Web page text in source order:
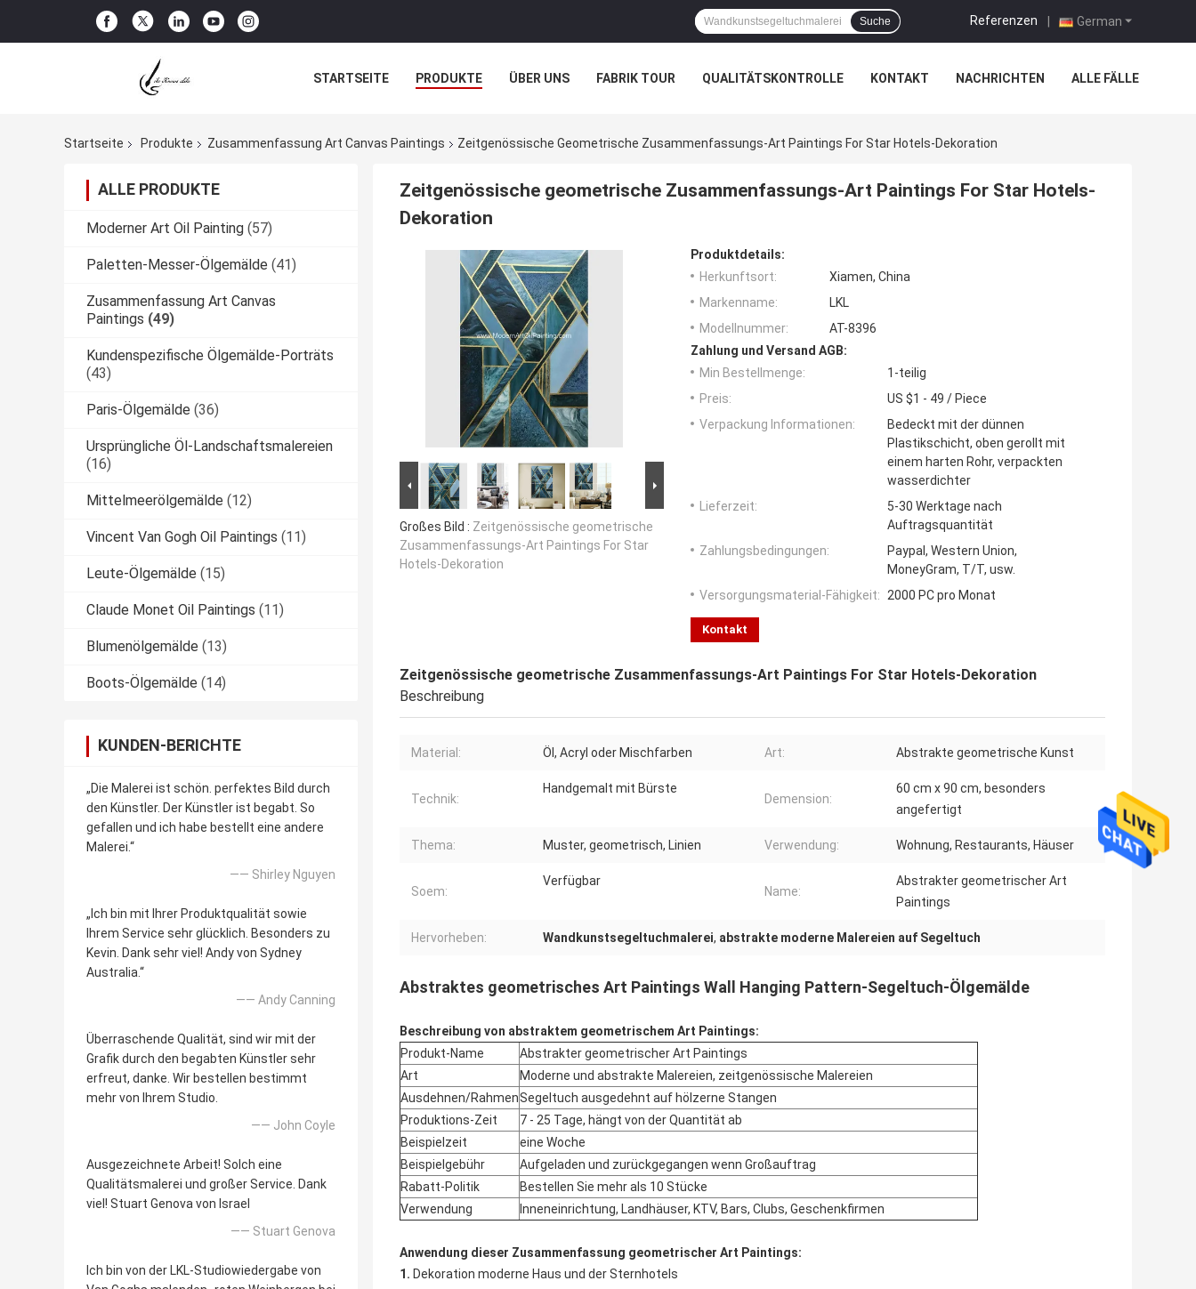
German
Referenzen |
Suche
STARTSEITE PRODUKTE ÜBER UNS FABRIK TOUR QUALITÄTSKONTROLLE KONTAKT NACHRICHTEN ALLE FÄLLE
Startseite Produkte Zusammenfassung Art Canvas Paintings Zeitgenössische Geometrische Zusammenfassungs-Art Paintings For Star Hotels-Dekoration
ALLE PRODUKTE
Moderner Art Oil Painting (57)
Paletten-Messer-Ölgemälde (41)
Zusammenfassung Art Canvas
Paintings (49)
Kundenspezifische Ölgemälde-Porträts
(43)
Paris-Ölgemälde (36)
Ursprüngliche Öl-Landschaftsmalereien
(16)
Mittelmeerölgemälde (12)
Vincent Van Gogh Oil Paintings (11)
Leute-Ölgemälde (15)
Claude Monet Oil Paintings (11)
Blumenölgemälde (13)
Boots-Ölgemälde (14)
KUNDEN-BERICHTE
„Die Malerei ist schön. perfektes Bild durch
den Künstler. Der Künstler ist begabt. So
gefallen und ich habe bestellt eine andere
Malerei.“
—— Shirley Nguyen
„Ich bin mit Ihrer Produktqualität sowie
Ihrem Service sehr glücklich. Besonders zu
Kevin. Dank sehr viel! Andy von Sydney
Australia.“
—— Andy Canning
Überraschende Qualität, sind wir mit der
Grafik durch den begabten Künstler sehr
erfreut, danke. Wir bestellen bestimmt
mehr von Ihrem Studio.
—— John Coyle
Ausgezeichnete Arbeit! Solch eine
Qualitätsmalerei und großer Service. Dank
viel! Stuart Genova von Israel
—— Stuart Genova
Ich bin von der LKL-Studiowiedergabe von
Zeitgenössische geometrische Zusammenfassungs-Art Paintings For Star Hotels-
Dekoration
Großes Bild : Zeitgenössische geometrische
Zusammenfassungs-Art Paintings For Star
Hotels-Dekoration
Produktdetails:
Herkunftsort:
Xiamen, China
Markenname:
LKL
Modellnummer:
AT-8396
Zahlung und Versand AGB:
Min Bestellmenge:
1-teilig
Preis:
US $1 - 49 / Piece
Verpackung Informationen:
Bedeckt mit der dünnen
Plastikschicht, oben gerollt mit
einem harten Rohr, verpackten
wasserdichter
Lieferzeit:
5-30 Werktage nach
Auftragsquantität
Zahlungsbedingungen:
Paypal, Western Union,
MoneyGram, T/T, usw.
Versorgungsmaterial-Fähigkeit: 2000 PC pro Monat
Kontakt
Zeitgenössische geometrische Zusammenfassungs-Art Paintings For Star Hotels-Dekoration
Beschreibung
Material: Öl, Acryl oder Mischfarben Art: Abstrakte geometrische Kunst
Technik:
Handgemalt mit Bürste
Demension:
60 cm x 90 cm, besonders
angefertigt
Thema: Muster, geometrisch, Linien Verwendung: Wohnung, Restaurants, Häuser
Soem:
Verfügbar
Name:
Abstrakter geometrischer Art
Paintings
Hervorheben: Wandkunstsegeltuchmalerei, abstrakte moderne Malereien auf Segeltuch
Abstraktes geometrisches Art Paintings Wall Hanging Pattern-Segeltuch-Ölgemälde
Beschreibung von abstraktem geometrischem Art Paintings:
Produkt-Name
Abstrakter geometrischer Art Paintings
Art
Moderne und abstrakte Malereien, zeitgenössische Malereien
Ausdehnen/RahmenSegeltuch ausgedehnt auf hölzerne Stangen
Produktions-Zeit
7 - 25 Tage, hängt von der Quantität ab
Beispielzeit
eine Woche
Beispielgebühr
Aufgeladen und zurückgegangen wenn Großauftrag
Rabatt-Politik
Bestellen Sie mehr als 10 Stücke
Verwendung
Inneneinrichtung, Landhäuser, KTV, Bars, Clubs, Geschenkfirmen
Anwendung dieser Zusammenfassung geometrischer Art Paintings:
1. Dekoration moderne Haus und der Sternhotels